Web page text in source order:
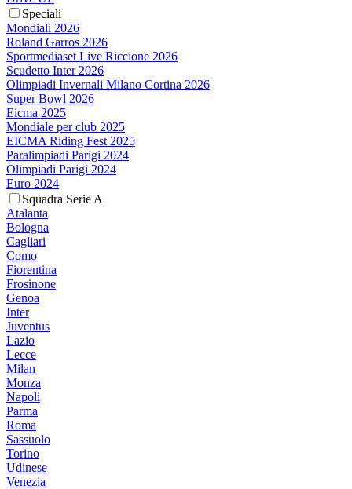
Speciali
Mondiali 2026
Roland Garros 2026
Sportmediaset Live Riccione 2026
Scudetto Inter 2026
Olimpiadi Invernali Milano Cortina 2026
Super Bowl 2026
Eicma 2025
Mondiale per club 2025
EICMA Riding Fest 2025
Paralimpiadi Parigi 2024
Olimpiadi Parigi 2024
Euro 2024
Squadra Serie A
Atalanta
Bologna
Cagliari
Como
Fiorentina
Frosinone
Genoa
Inter
Juventus
Lazio
Lecce
Milan
Monza
Napoli
Parma
Roma
Sassuolo
Torino
Udinese
Venezia